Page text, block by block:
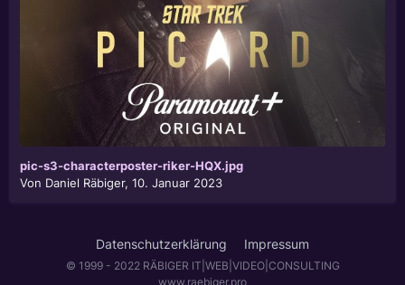
pic-s3-characterposter-riker-HQX.jpg
Von Daniel Räbiger, 10. Januar 2023
Datenschutzerklärung Impressum
© 1999 - 2022 RÄBIGER IT|WEB|VIDEO|CONSULTING
www.raebiger.pro